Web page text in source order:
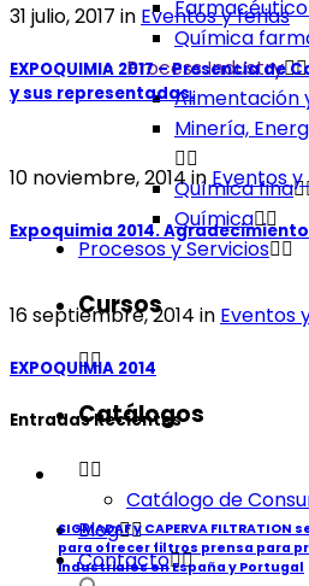
Química
Process Industry
Alimentación
Minería,
Química fina
Química
Procesos y Servicios
Cursos
Catálogos
Catálogo de
Blog
Contacto
31 julio, 2017 in Eventos y ferias
EXPOQUIMIA 2017 – Presencia de
y sus representadas.
10 noviembre, 2014inEventos
Expoquimia 2014.
16 septiembre, 2014 in Eventos
EXPOQUIMIA 2014
Entradas Recientes
SIGMADAF y CAPERVA FILTRATION
para ofrecer filtros prensa para
industriales en España y Portugal